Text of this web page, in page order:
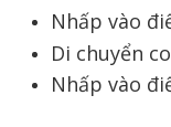
Nhấp vào
Di chuyển
Nhấp vào